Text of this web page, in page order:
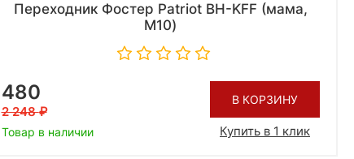
Переходник Фостер Patriot BH-KFF (мама,
М10)
480
2 248
Товар в наличии
В КОРЗИНУ
Купить в 1 клик